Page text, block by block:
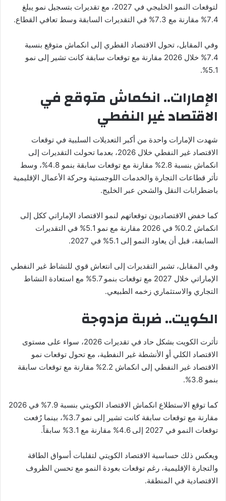
لتوقعات النمو الخليجي في 2027، مع تقديرات بتسجيل نمو يبلغ
7.4% مقارنة مع 7.3% في التقديرات السابقة وسط تعافي القطاع.
وفي المقابل، تحول الاقتصاد القطري إلى انكماش متوقع بنسبة
7.4% خلال 2026 مقارنة مع توقعات سابقة كانت تشير إلى نمو
5.1%.
الإمارات.. انكماش متوقع في
الاقتصاد غير النفطي
شهدت الإمارات واحدة من أكبر التعديلات السلبية في توقعات
الاقتصاد غير النفطي خلال 2026، بعدما تحولت التقديرات إلى
انكماش بنسبة 2.8% مقارنة مع توقعات سابقة بنمو 4.8%، وسط
تأثر قطاعات التجارة والخدمات اللوجستية وحركة الأعمال الإقليمية
باضطرابات النقل والشحن عبر الخليج.
كما خفض الاقتصاديون توقعاتهم لنمو الاقتصاد الإماراتي ككل إلى
انكماش 0.2% في 2026 مقارنة مع نمو 5.1% في التقديرات
السابقة، قبل أن يعاود النمو إلى 5.1% في 2027.
وفي المقابل، تشير التقديرات إلى انتعاش قوي للنشاط غير النفطي
الإماراتي خلال 2027 مع توقعات بنمو 5.7% مع استعادة النشاط
التجاري والاستثماري زخمه الطبيعي.
الكويت.. ضربة مزدوجة
تأثرت الكويت بشكل حاد في تقديرات 2026، سواء على مستوى
الاقتصاد الكلي أو الأنشطة غير النفطية، مع تحول توقعات نمو
الاقتصاد غير النفطي إلى انكماش 2.2% مقارنة مع توقعات سابقة
بنمو 3.8%.
كما توقع الاستطلاع انكماش الاقتصاد الكويتي بنسبة 7.9% في 2026
مقارنة مع توقعات سابقة كانت تشير إلى نمو 3.7%، بينما رُفعت
توقعات النمو في 2027 إلى 4.6% مقارنة مع 3.1% سابقاً.
ويعكس ذلك حساسية الاقتصاد الكويتي لتقلبات أسواق الطاقة
والتجارة الإقليمية، رغم توقعات بعودة النمو مع تحسن الظروف
الاقتصادية في المنطقة.